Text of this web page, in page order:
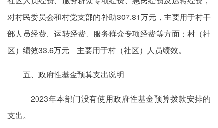
对村民委员会和村党支部的补助307.81万元，主要用于村干
部人员经费、运转经费、服务群众专项经费等方面；村（社
区）绩效33.6万元，主要用于村（社区）人员绩效。
五、政府性基金预算支出说明
2023年本部门没有使用政府性基金预算拨款安排的
支出。